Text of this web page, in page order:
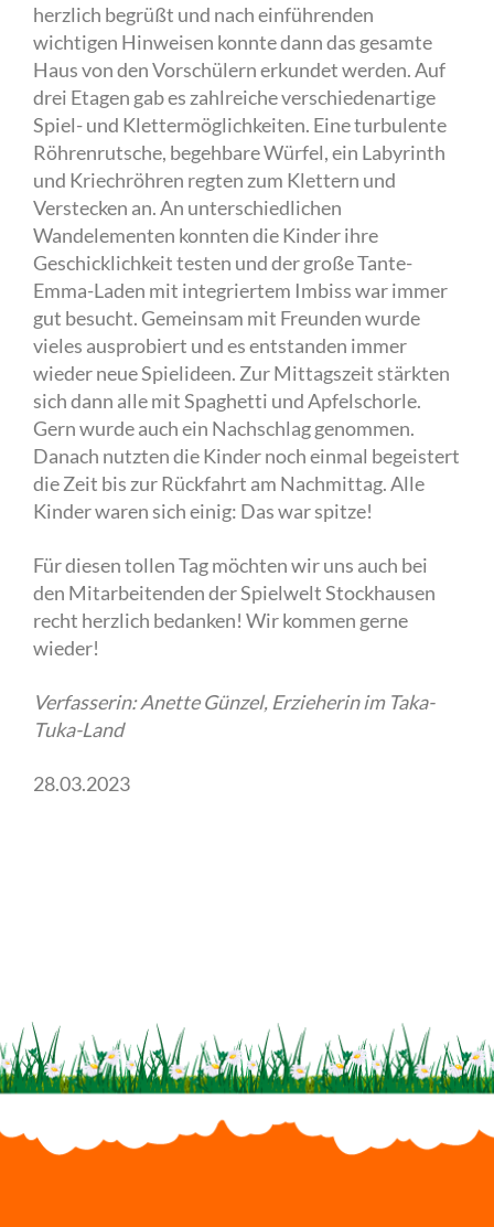
herzlich begrüßt und nach einführenden
wichtigen Hinweisen konnte dann das gesamte
Haus von den Vorschülern erkundet werden. Auf
drei Etagen gab es zahlreiche verschiedenartige
Spiel- und Klettermöglichkeiten. Eine turbulente
Röhrenrutsche, begehbare Würfel, ein Labyrinth
und Kriechröhren regten zum Klettern und
Verstecken an. An unterschiedlichen
Wandelementen konnten die Kinder ihre
Geschicklichkeit testen und der große Tante-
Emma-Laden mit integriertem Imbiss war immer
gut besucht. Gemeinsam mit Freunden wurde
vieles ausprobiert und es entstanden immer
wieder neue Spielideen. Zur Mittagszeit stärkten
sich dann alle mit Spaghetti und Apfelschorle.
Gern wurde auch ein Nachschlag genommen.
Danach nutzten die Kinder noch einmal begeistert
die Zeit bis zur Rückfahrt am Nachmittag. Alle
Kinder waren sich einig: Das war spitze!
Für diesen tollen Tag möchten wir uns auch bei
den Mitarbeitenden der Spielwelt Stockhausen
recht herzlich bedanken! Wir kommen gerne
wieder!
Verfasserin: Anette Günzel, Erzieherin im Taka-
Tuka-Land
28.03.2023